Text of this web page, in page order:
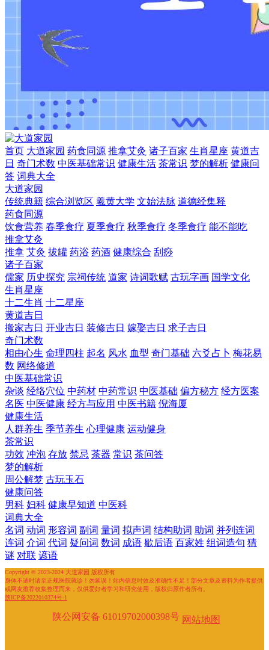
首页 大道家园 药食同源 推拿艾灸 诸子百家 生肖星座 黄道吉
日 奇门术数 中医基础常识 健康生活 茶常识 梦的解析 健康问
答 词典大全
大道家园
传统典籍 综合浏览区 羲黄大学 文始法脉 道德经集释
药食同源
饮食营养 春季食疗 夏季食疗 秋季食疗 冬季食疗 能不能吃
推拿艾灸
推拿 艾灸 拔罐 药浴 药酒 健康综合 刮痧
诸子百家
儒家 历史探究 宗祠传统 道家 诗词歌赋 古玩字画 国学文化
生肖星座
十二生肖 十二星座
黄道吉日
搬家吉日 开业吉日 装修吉日 嫁娶吉日 求子吉日
奇门术数
相由心生 命理四柱 起名 风水 血型 奇门基础 六爻占卜 梅花易
数 网络修道
中医基础常识
杂谈 经络穴位 中药材 中药常识 中医基础 偏方秘方 经方医案
名医 中医健康 经方与应用 中医书籍 倪海厦
健康生活
人群养生 季节养生 心理健康 运动健身
茶常识
功效 冲泡 存放 禁忌 茶器 常识 茶问答
梦的解析
周公解梦 古玩玉石
健康问答
男科 妇科 健康早知道 中医科
词典大全
名词 动词 形容词 副词 量词 拟声词 结构助词 助词 并列连词
连词 介词 代词 疑问词 数词 成语 歇后语 百家姓 组词造句 猜
谜 对联 谚语
Copyright © 2023-2024 大道家园 版权所有
身体不适时请至正规医院就诊！勿延误！站内信息时效及准确性不足！部分文章及资料为作者提供
或网友推荐收集整理而来，仅供爱好者学习和研究使用，版权归原作者所有。
陕ICP备2022010374号-1
陕公网安备 61019702000398号 网站地图